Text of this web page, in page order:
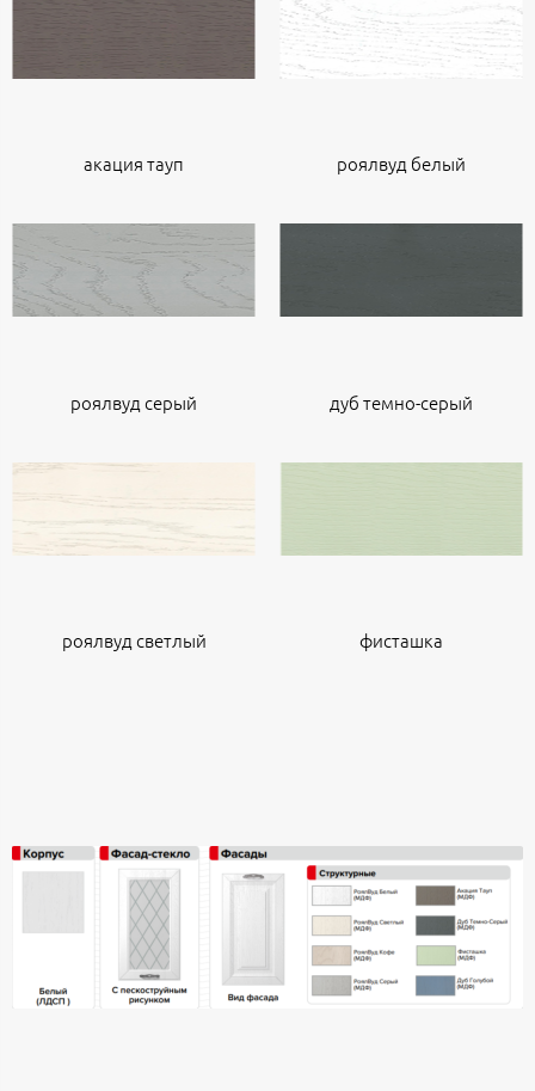
акация тауп роялвуд белый
роялвуд серый дуб темно-серый
роялвуд светлый фисташка